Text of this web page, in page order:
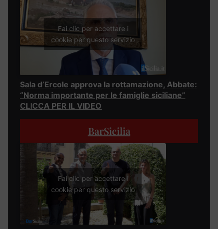
Fai clic per accettare i
cookie per questo servizio
Sala d’Ercole approva la rottamazione, Abbate:
“Norma importante per le famiglie siciliane”
CLICCA PER IL VIDEO
BarSicilia
Fai clic per accettare i
cookie per questo servizio